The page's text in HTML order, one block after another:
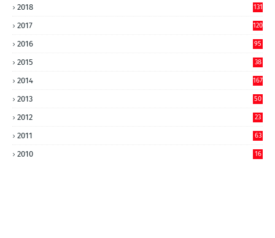
2018 131
2017 120
2016 95
2015 38
2014 167
2013 50
2012 23
2011 63
2010 16